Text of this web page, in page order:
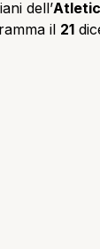
dell’
il 21